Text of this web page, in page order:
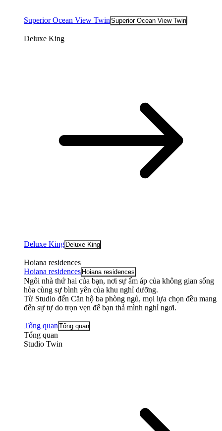
Superior Ocean View Twin Superior Ocean View Twin
Deluxe King
Deluxe King Deluxe King
Hoiana residences
Hoiana residences Hoiana residences
Ngôi nhà thứ hai của bạn, nơi sự ấm áp của không gian sống
hòa cùng sự bình yên của khu nghỉ dưỡng.
Từ Studio đến Căn hộ ba phòng ngủ, mọi lựa chọn đều mang
đến sự tự do trọn vẹn để bạn thả mình nghỉ ngơi.
Tổng quan Tổng quan
Tổng quan
Studio Twin